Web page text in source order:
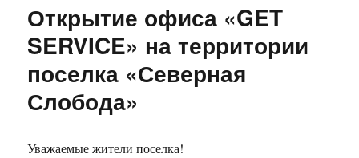
Открытие офиса «GET
SERVICE» на территории
поселка «Северная
Слобода»
Уважаемые жители поселка!